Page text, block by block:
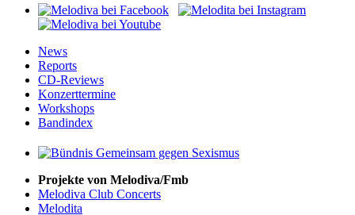
News
Reports
CD-Reviews
Konzerttermine
Workshops
Bandindex
Projekte von Melodiva/Fmb
Melodiva Club Concerts
Melodita